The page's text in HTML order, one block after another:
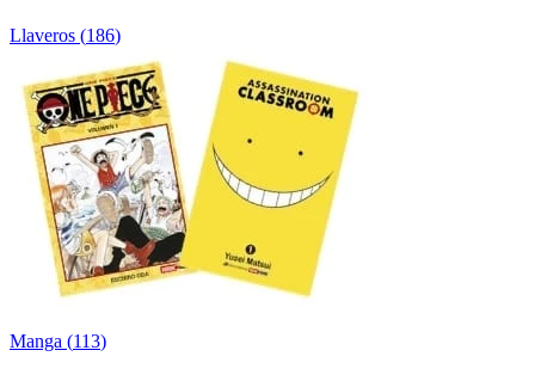
Llaveros (186)
Manga (113)